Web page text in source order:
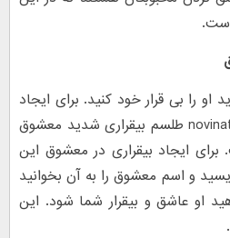
او را بی قرار خود کنید. برای ایجاد
بیقراری در معشوق novinatlas.com طلسم بیقراری شدید معشوق
ایجاد بیقراری در معشوق این
و اسم معشوق را به آن بخوانید
او عاشق و بیقرار شما شود. این